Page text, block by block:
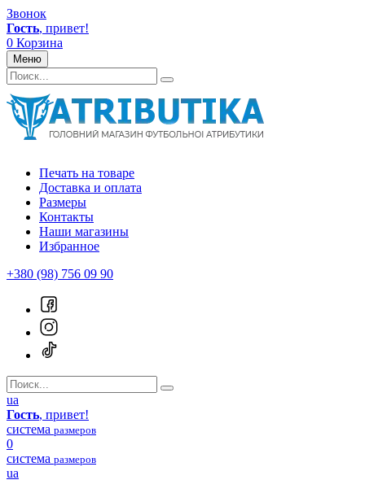
Звонок
Гость, привет!
0 Корзина
Меню
Печать на товаре
Доставка и оплата
Размеры
Контакты
Наши магазины
Избранное
+380 (98) 756 09 90
ua
Гость, привет!
система размеров
0
система размеров
ua